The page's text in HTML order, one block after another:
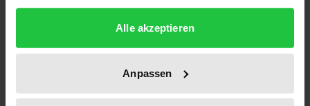
gesammelt haben.
Alle akzeptieren
Anpassen
Conrad Ansorge (1862-1930). Each individual work
opens up intertextual ‘chasms’ which led to
digressions into the history of ideas. The central
theme, Ansorge’s musically and intertextually